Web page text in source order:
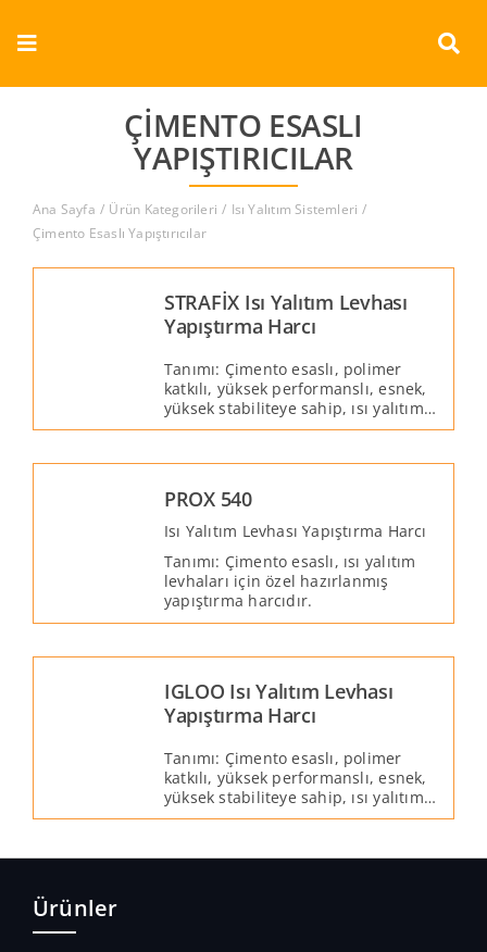
Toggle
Navigation
Kurumsal
Dokümanlar
ÇIMENTO ESASLI
YAPIŞTIRICILAR
Ana Sayfa Ürün Kategorileri
Isı Yalıtım Sistemleri
Çimento Esaslı Yapıştırıcılar
STRAFİX Isı Yalıtım Levhası
Yapıştırma Harcı
Tanımı: Çimento esaslı, polimer
katkılı, yüksek performanslı, esnek,
yüksek stabiliteye sahip, ısı yalıtım
levhaları için özel hazırlanmış
PROX 540
Isı Yalıtım Levhası Yapıştırma Harcı
Tanımı: Çimento esaslı, ısı yalıtım
levhaları için özel hazırlanmış
yapıştırma harcıdır.
IGLOO Isı Yalıtım Levhası
Yapıştırma Harcı
Tanımı: Çimento esaslı, polimer
katkılı, yüksek performanslı, esnek,
yüksek stabiliteye sahip, ısı yalıtım
levhaları için özel hazırlanmış
Ürünler